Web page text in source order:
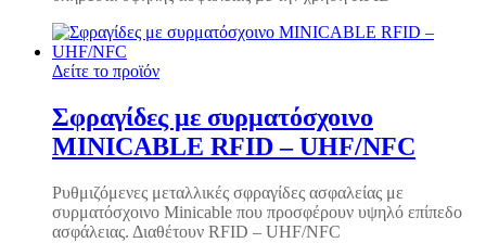
Δείτε το προϊόν
Σφραγίδες με συρματόσχοινο
MINICABLE RFID – UHF/NFC
Ρυθμιζόμενες μεταλλικές σφραγίδες ασφαλείας με
συρματόσχοινο Minicable που προσφέρουν υψηλό επίπεδο
ασφάλειας. Διαθέτουν RFID – UHF/NFC